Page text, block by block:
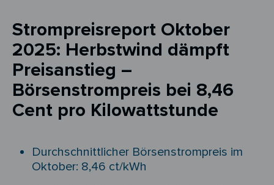
Strompreisreport Oktober
2025: Herbstwind dämpft
Preisanstieg –
Börsenstrompreis bei 8,46
Cent pro Kilowattstunde
Durchschnittlicher Börsenstrompreis im
Oktober: 8,46 ct/kWh